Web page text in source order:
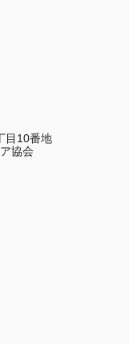
目10番地
協会